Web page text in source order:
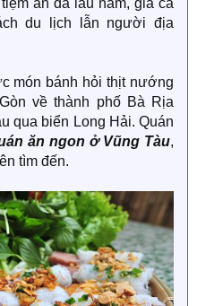
du lịch lẫn người địa
món bánh hỏi thịt nướng
về thành phố Bà Rịa
qua biển Long Hải. Quán
ăn ngon ở Vũng Tàu,
tìm đến.